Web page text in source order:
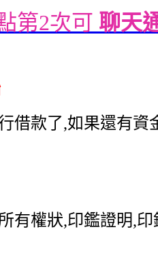
第2次可 聊天
借款了,如果還有資
有權狀,印鑑證明,印